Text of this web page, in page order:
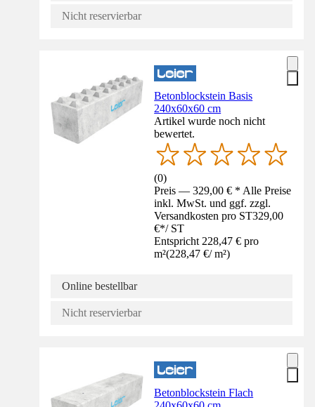
Nicht reservierbar
Betonblockstein Basis
240x60x60 cm
Artikel wurde noch nicht
bewertet.
(0)
Preis — 329,00 € * Alle Preise
inkl. MwSt. und ggf. zzgl.
Versandkosten pro ST329,00
€*/ ST
Entspricht 228,47 € pro
m²(228,47 €/ m²)
Online bestellbar
Nicht reservierbar
Betonblockstein Flach